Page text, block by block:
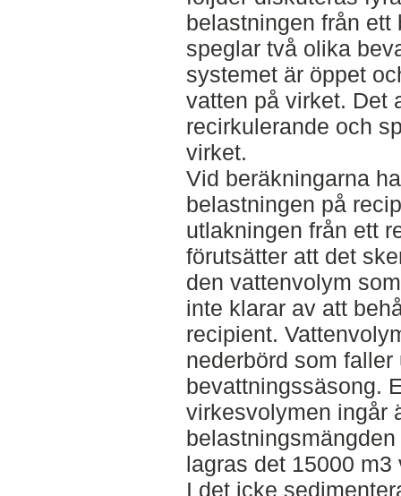
belastningen från ett
speglar två olika
systemet är öppet
vatten på virket. Det
recirkulerande och
virket.
Vid beräkningarna
belastningen på
utlakningen från ett
förutsätter att det
den vattenvolym
inte klarar av att
recipient.
nederbörd som faller
bevattningssäsong.
virkesvolymen ingår
lagras det 15000
I det icke